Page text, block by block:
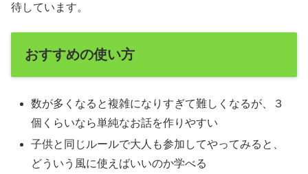
待しています。
おすすめの使い方
数が多くなると複雑になりすぎて難しくなるが、３
個くらいなら単純なお話を作りやすい
子供と同じルールで大人も参加してやってみると、
どういう風に使えばいいのか学べる